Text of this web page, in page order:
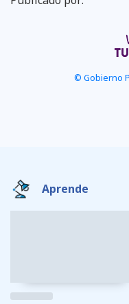
© Gobierno
Aprende